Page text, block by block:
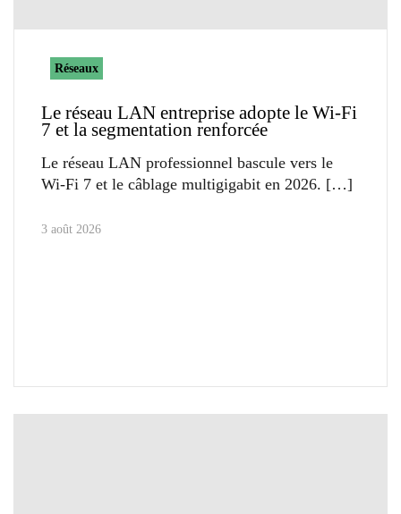
Réseaux
Le réseau LAN entreprise adopte le Wi-Fi
7 et la segmentation renforcée
Le réseau LAN professionnel bascule vers le
Wi-Fi 7 et le câblage multigigabit en 2026.
3 août 2026